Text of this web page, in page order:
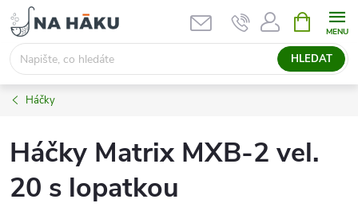
Přejít
na
obsah
HLEDAT
NÁKUPNÍ
KOŠÍK
Háčky
Háčky Matrix MXB-2 vel.
20 s lopatkou